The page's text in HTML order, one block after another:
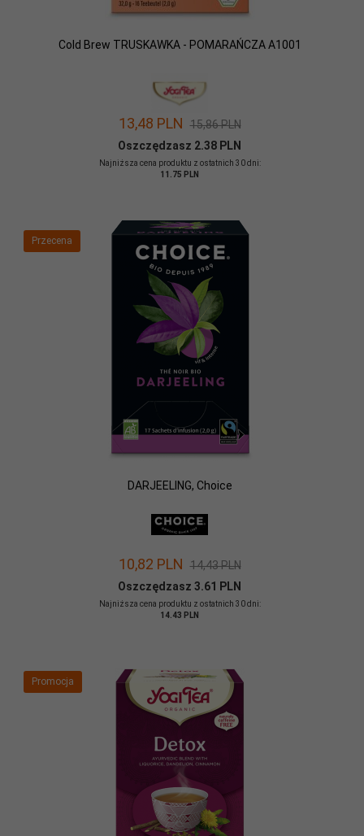
Cold Brew TRUSKAWKA - POMARAŃCZA A1001
13,48 PLN 15,86 PLN
Oszczędzasz 2.38 PLN
Najniższa cena produktu z ostatnich 30 dni:
11.75 PLN
Przecena
DARJEELING, Choice
10,82 PLN 14,43 PLN
Oszczędzasz 3.61 PLN
Najniższa cena produktu z ostatnich 30 dni:
14.43 PLN
Promocja